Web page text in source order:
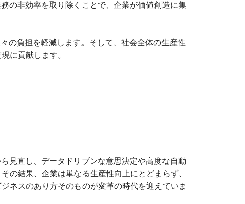
の非効率を取り除くことで、企業が価値創造に集
の負担を軽減します。そして、社会全体の生産性
に貢献します。
見直し、データドリブンな意思決定や高度な自動
の結果、企業は単なる生産性向上にとどまらず、
ネスのあり方そのものが変革の時代を迎えていま